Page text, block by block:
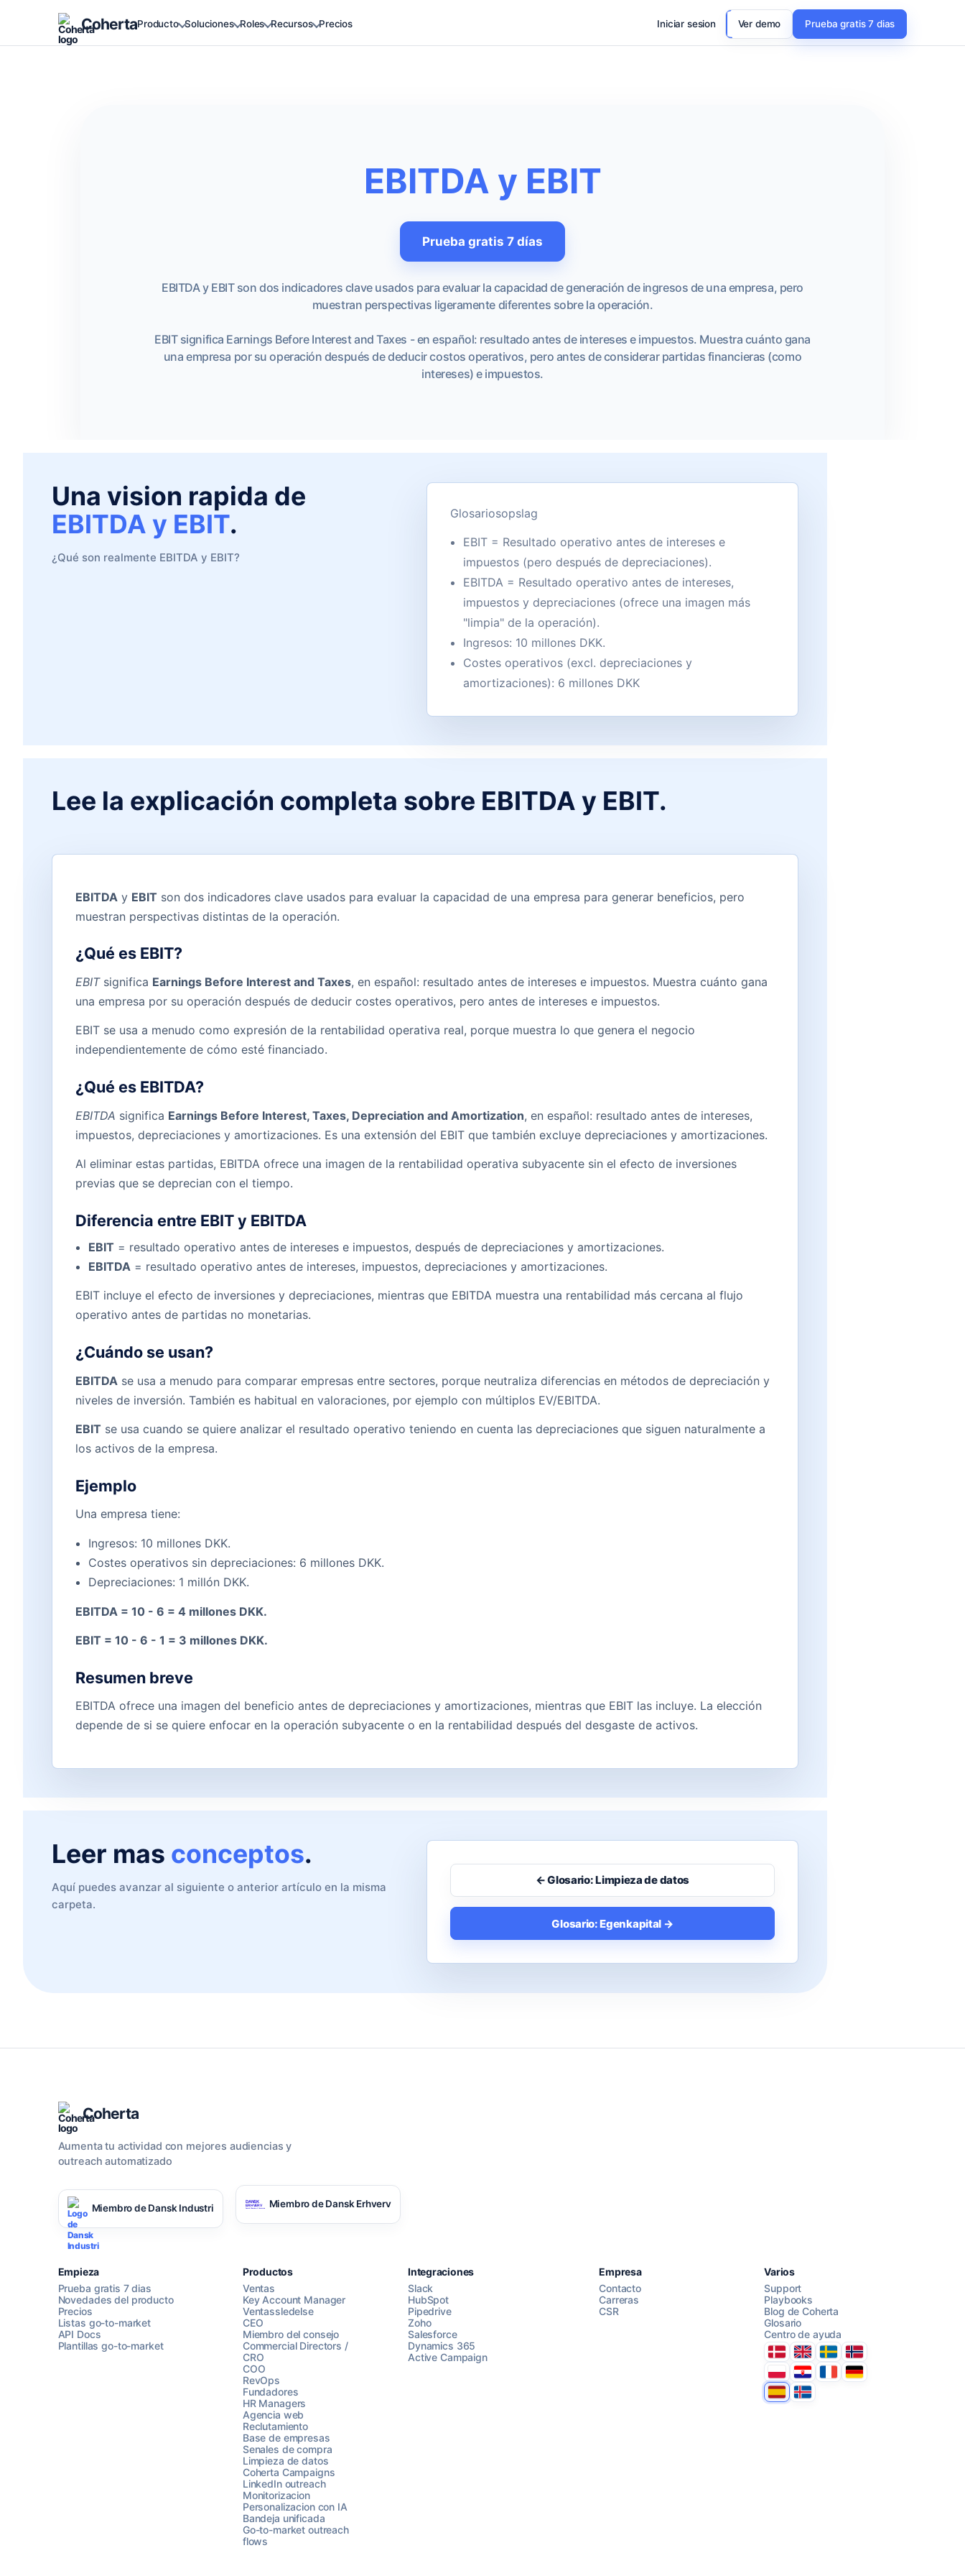
CohertaProducto Soluciones Roles Recursos Precios Iniciar sesion Ver demo Prueba gratis 7 dias
EBITDA y EBIT
Prueba gratis 7 días
EBITDA y EBIT son dos indicadores clave usados para evaluar la capacidad de generación de ingresos de una empresa, pero
muestran perspectivas ligeramente diferentes sobre la operación.
EBIT significa Earnings Before Interest and Taxes - en español: resultado antes de intereses e impuestos. Muestra cuánto gana
una empresa por su operación después de deducir costos operativos, pero antes de considerar partidas financieras (como
intereses) e impuestos.
Una vision rapida de
EBITDA y EBIT.
¿Qué son realmente EBITDA y EBIT?
Glosariosopslag
EBIT = Resultado operativo antes de intereses e
impuestos (pero después de depreciaciones).
EBITDA = Resultado operativo antes de intereses,
impuestos y depreciaciones (ofrece una imagen más
"limpia" de la operación).
Ingresos: 10 millones DKK.
Costes operativos (excl. depreciaciones y
amortizaciones): 6 millones DKK
Lee la explicación completa sobre EBITDA y EBIT.
EBITDA y EBIT son dos indicadores clave usados para evaluar la capacidad de una empresa para generar beneficios, pero
muestran perspectivas distintas de la operación.
¿Qué es EBIT?
EBITsignifica Earnings Before Interest and Taxes, en español: resultado antes de intereses e impuestos. Muestra cuánto gana
una empresa por su operación después de deducir costes operativos, pero antes de intereses e impuestos.
EBIT se usa a menudo como expresión de la rentabilidad operativa real, porque muestra lo que genera el negocio
independientemente de cómo esté financiado.
¿Qué es EBITDA?
EBITDA significa Earnings Before Interest, Taxes, Depreciation and Amortization, en español: resultado antes de intereses,
impuestos, depreciaciones y amortizaciones. Es una extensión del EBIT que también excluye depreciaciones y amortizaciones.
Al eliminar estas partidas, EBITDA ofrece una imagen de la rentabilidad operativa subyacente sin el efecto de inversiones
previas que se deprecian con el tiempo.
Diferencia entre EBIT y EBITDA
EBIT = resultado operativo antes de intereses e impuestos, después de depreciaciones y amortizaciones.
EBITDA = resultado operativo antes de intereses, impuestos, depreciaciones y amortizaciones.
EBIT incluye el efecto de inversiones y depreciaciones, mientras que EBITDA muestra una rentabilidad más cercana al flujo
operativo antes de partidas no monetarias.
¿Cuándo se usan?
EBITDA se usa a menudo para comparar empresas entre sectores, porque neutraliza diferencias en métodos de depreciación y
niveles de inversión. También es habitual en valoraciones, por ejemplo con múltiplos EV/EBITDA.
EBIT se usa cuando se quiere analizar el resultado operativo teniendo en cuenta las depreciaciones que siguen naturalmente a
los activos de la empresa.
Ejemplo
Una empresa tiene:
Ingresos: 10 millones DKK.
Costes operativos sin depreciaciones: 6 millones DKK.
Depreciaciones: 1 millón DKK.
EBITDA = 10 - 6 = 4 millones DKK.
EBIT = 10 - 6 - 1 = 3 millones DKK.
Resumen breve
EBITDA ofrece una imagen del beneficio antes de depreciaciones y amortizaciones, mientras que EBIT las incluye. La elección
depende de si se quiere enfocar en la operación subyacente o en la rentabilidad después del desgaste de activos.
Leer mas conceptos.
Aquí puedes avanzar al siguiente o anterior artículo en la misma
carpeta.
← Glosario: Limpieza de datos
Glosario: Egenkapital →
AI Campaign Assist
Coherta
Aumenta tu actividad con mejores audiencias y
outreach automatizado
Miembro de Dansk Industri Miembro de Dansk Erhverv
Empieza
Prueba gratis 7 dias
Novedades del producto
Precios
Listas go-to-market
API Docs
Plantillas go-to-market
Productos
Ventas
Key Account Manager
Ventassledelse
CEO
Miembro del consejo
Commercial Directors /
CRO
COO
RevOps
Fundadores
HR Managers
Agencia web
Reclutamiento
Base de empresas
Senales de compra
Limpieza de datos
Coherta Campaigns
LinkedIn outreach
Monitorizacion
Personalizacion con IA
Bandeja unificada
Go-to-market outreach
flows
Integraciones
Slack
HubSpot
Pipedrive
Zoho
Salesforce
Dynamics 365
Active Campaign
Empresa
Contacto
Carreras
CSR
Varios
Support
Playbooks
Blog de Coherta
Glosario
Centro de ayuda
DanmarkUnited Kingdom
SverigeNorge
PolskaHrvatskaFranceDeutschland
EspanaÍsland